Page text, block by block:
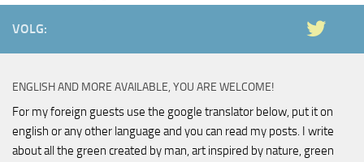
VOLG:
ENGLISH AND MORE AVAILABLE, YOU ARE WELCOME!
For my foreign guests use the google translator below, put it on
english or any other language and you can read my posts. I write
about all the green created by man, art inspired by nature, green